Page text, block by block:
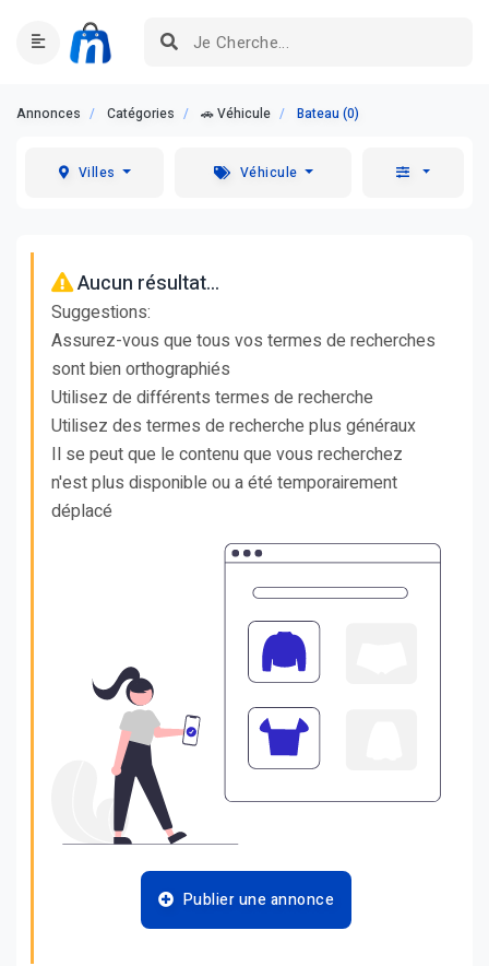
Annonces Catégories 🚗 Véhicule Bateau (0)
Villes Véhicule
Aucun résultat...
Suggestions:
Assurez-vous que tous vos termes de recherches
sont bien orthographiés
Utilisez de différents termes de recherche
Utilisez des termes de recherche plus généraux
Il se peut que le contenu que vous recherchez
n'est plus disponible ou a été temporairement
déplacé
Publier une annonce